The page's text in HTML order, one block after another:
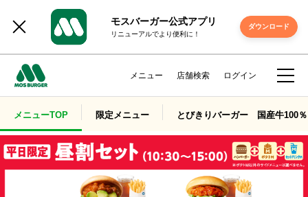
モスバーガー公式アプリ
リニューアルでより便利に！
ダウンロード
メニュー 店舗検索 ログイン
メニューTOP 限定メニュー とびきりバーガー 国産牛100％